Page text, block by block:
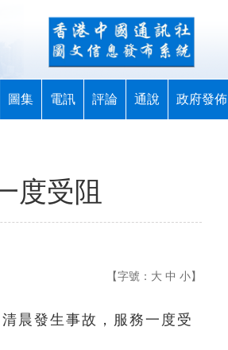
圖集 電訊 評論 通說 政府發佈
度受阻
【字號： 大 中 小】
晨發生事故，服務一度受